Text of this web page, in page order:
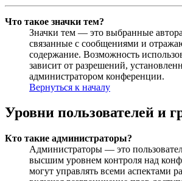
Что такое значки тем?
Значки тем — это выбранные
связанные с сообщениями и
содержание. Возможность
зависит от разрешений,
администратором конференции.
Вернуться к началу
Уровни пользователей и
Кто такие администраторы?
Администраторы — это
высшим уровнем контроля над
могут управлять всеми аспектами